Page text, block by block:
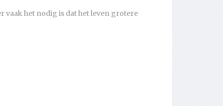
vaak het nodig is dat het leven grotere